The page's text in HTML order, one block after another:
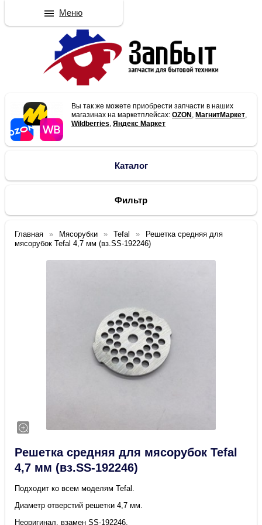
Вы так же можете приобрести запчасти в наших
магазинах на маркетплейсах:OZON , МагнитМаркет,
Wildberries,Яндекс Маркет
Каталог
Фильтр
Главная Мясорубки Tefal
Решетка средняя для
мясорубок Tefal 4,7 мм (вз.SS-192246)
Решетка средняя для мясорубок Tefal
4,7 мм (вз.SS-192246)
Подходит ко всем моделям Tefal.
Диаметр отверстий решетки 4,7 мм.
Неоригинал, взамен SS-192246.
Меню